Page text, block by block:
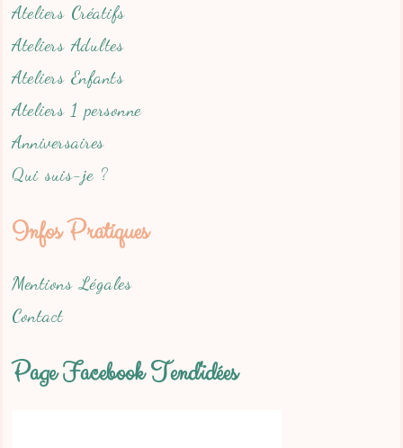
Ateliers Créatifs
Ateliers Adultes
Ateliers Enfants
Ateliers 1 personne
Anniversaires
Qui suis-je ?
Infos Pratiques
Mentions Légales
Contact
Page Facebook Tend'idées